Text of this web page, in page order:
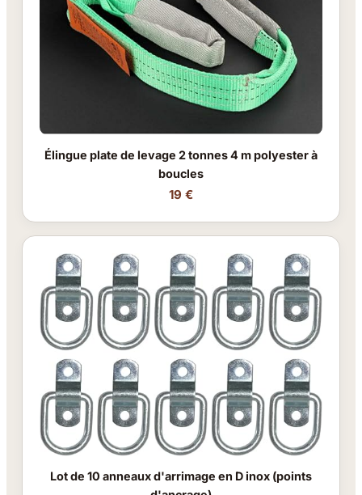
Élingue plate de levage 2 tonnes 4 m polyester à
boucles
19 €
Lot de 10 anneaux d'arrimage en D inox (points